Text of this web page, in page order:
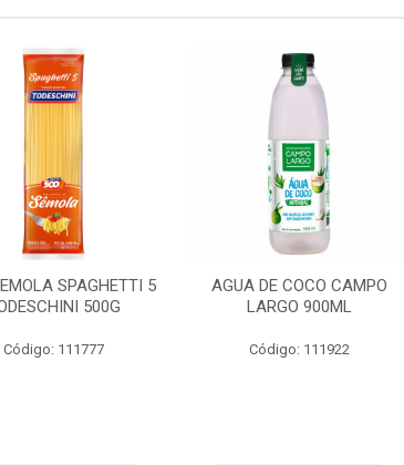
SPAGHETTI 5
500G
Código: 111777
AGUA DE COCO CAMPO
LARGO 900ML
Código: 111922